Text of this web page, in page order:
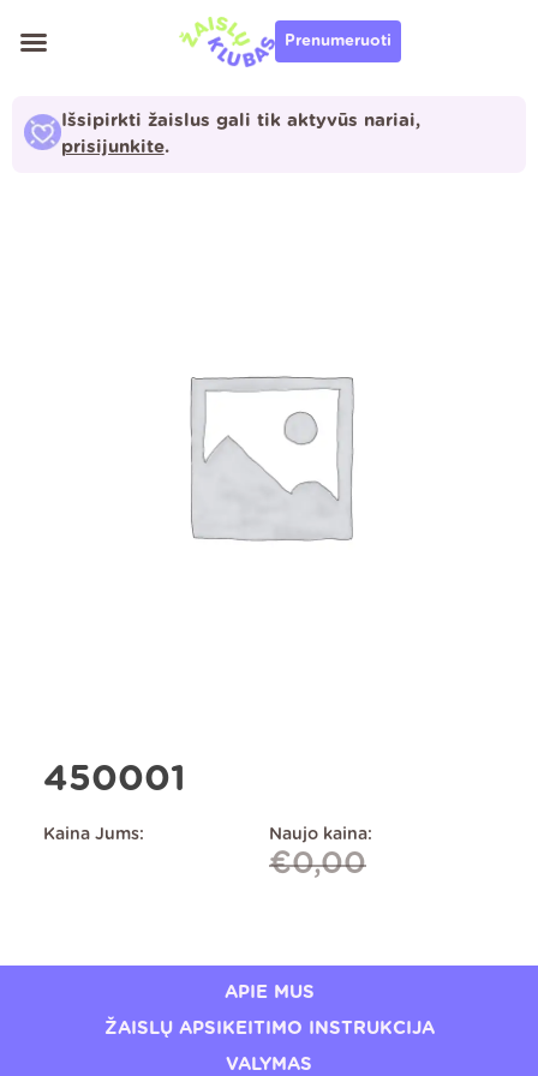
prie
Prenumeruoti
Išsipirkti žaislus gali tik aktyvūs nariai,
prisijunkite.
450001
Kaina Jums: Naujo kaina:
€0,00
APIE MUS
ŽAISLŲ APSIKEITIMO INSTRUKCIJA
VALYMAS